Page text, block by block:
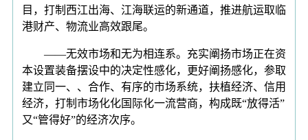
目，打制西江出海、江海联运的新通道，推进航运取临
港财产、物流业高效跟尾。
——无效市场和无为相连系。充实阐扬市场正在资
本设置装备摆设中的决定性感化，更好阐扬感化，参取
建立同一、、合作、有序的市场系统，扶植经济、信用
经济，打制市场化化国际化一流营商，构成既“放得活”
又“管得好”的经济次序。